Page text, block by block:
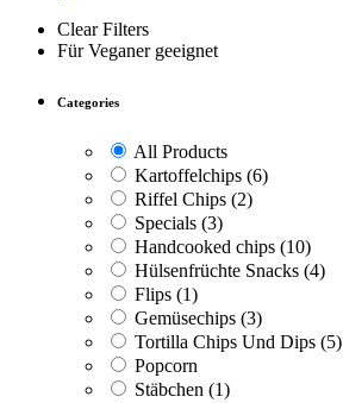
Clear Filters
Für Veganer geeignet
Categories
All Products
Kartoffelchips (6)
Riffel Chips (2)
Specials (3)
Handcooked chips (10)
Hülsenfrüchte Snacks (4)
Flips (1)
Gemüsechips (3)
Tortilla Chips Und Dips (5)
Popcorn
Stäbchen (1)